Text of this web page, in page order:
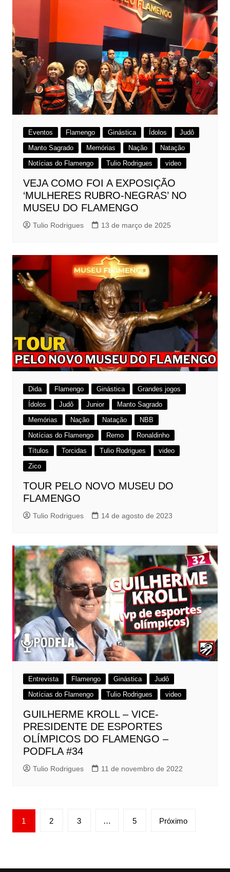
Eventos Flamengo Ginástica Ídolos
Judô
Manto Sagrado
Memórias Nação
Natação
Notícias do Flamengo
Tulio Rodrigues video
VEJA COMO FOI A EXPOSIÇÃO
‘MULHERES RUBRO-NEGRAS’ NO
MUSEU DO FLAMENGO
Tulio Rodrigues 13 de março de 2025
Dida Flamengo Ginástica
Grandes jogos
Ídolos
Judô Junior
Manto Sagrado
Memórias
Nação Natação
NBB
Notícias do Flamengo
Remo
Ronaldinho
Títulos
Torcidas Tulio Rodrigues
video
Zico
TOUR PELO NOVO MUSEU DO
FLAMENGO
Tulio Rodrigues 14 de agosto de 2023
Entrevista Flamengo Ginástica
Judô
Notícias do Flamengo
Tulio Rodrigues video
GUILHERME KROLL – VICE-
PRESIDENTE DE ESPORTES
OLÍMPICOS DO FLAMENGO –
PODFLA #34
Tulio Rodrigues 11 de novembro de 2022
Paginação
de
1 2 3 … 5 Próximo